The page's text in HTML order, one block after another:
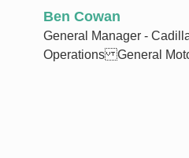
Ben Cowan
General Manager -
Operations General